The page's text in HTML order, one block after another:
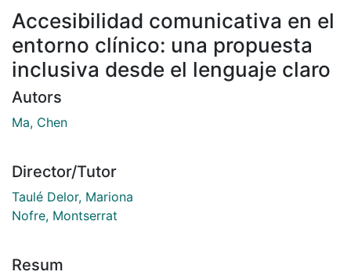
Accesibilidad comunicativa en el
entorno clínico: una propuesta
inclusiva desde el lenguaje claro
Autors
Ma, Chen
Director/Tutor
Taulé Delor, Mariona
Nofre, Montserrat
Resum